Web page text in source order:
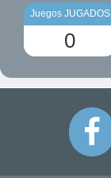
Juegos JUGADOS
0